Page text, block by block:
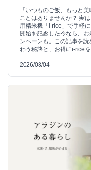
「いつものご飯、もっと
ことはありませんか？ 実
用精米機「i-rice」で手軽
開始を記念した今なら、
ンペーンも。この記事を
わう秘訣と、お得にi-rice
2026/08/04